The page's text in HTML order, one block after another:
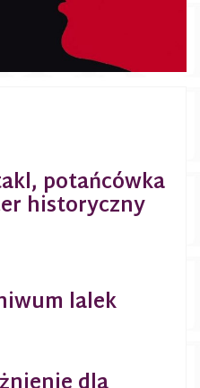
potańcówka
historyczny
lalek